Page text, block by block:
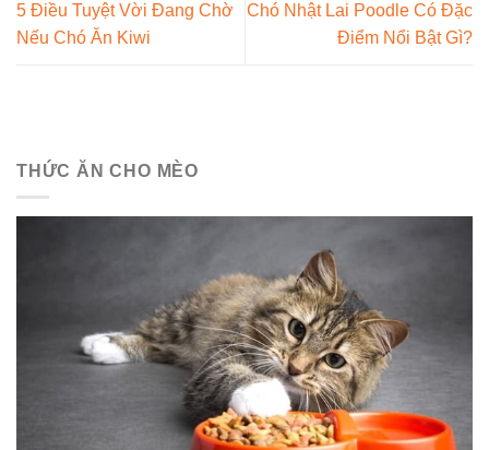
5 Điều Tuyệt Vời Đang Chờ
Nếu Chó Ăn Kiwi
Chó Nhật Lai Poodle Có Đặc
Điểm Nổi Bật Gì?
THỨC ĂN CHO MÈO